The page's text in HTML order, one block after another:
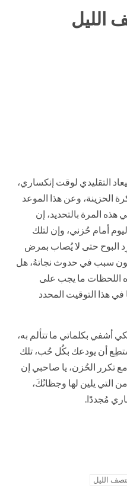
الليل
التقليدي لوقت إنكساري،
الحزينة، وعن هذا الموعد
هذه المرة بالتحديد، إن
أمام حُزني، وإن لتلك
البوح حتى لا يُصاب بمرض
يكون سبب في حدوث نجاتهُ، هل
اللحظات ما يجب على
هذا التوقيت المحدد
أشفي بكلماتي ما تتألم به،
أن يودعك بكُل حُب، تلك
تكرر الحُزن، يا صاحبي إن
التي يلين لها وجظانُكَ،
مُجددًا.
الليل